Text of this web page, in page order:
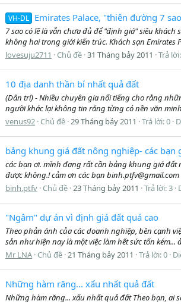
VH-DL Emirates Palace, "thiên đường 7
7 sao có lẽ là vẫn chưa đủ để "định giá" siêu
không hai trong giới kiến trúc. Khách sạn Emirates
lovesuju2711
Chủ đề 31 Tháng bảy 2011 Trả
10 địa danh thần bí nhất quả đất
(Dân trí) - Nhiều chuyên gia nổi tiếng cho rằng
người khác lại không tin rằng từng có nền văn
venus92 Chủ đề 29 Tháng bảy 2011 Trả lời: 0
bảng khung giá đất nông nghiệp- các bạn
các bạn ơi. mình đang rất cần bảng khung giá
được không.! cảm ơn các bạn binh.ptfv@gmail.com
binh.ptfv Chủ đề 23 Tháng bảy 2011 Trả lời: 3
"Ngâm" dự án vì định giá đất quá cao
Theo phản ánh của các doanh nghiệp, bên cạnh
sản như hiện nay là một việc làm hết sức tốn
Mr LNA Chủ đề 21 Tháng bảy 2011 Trả lời: 0
Những hàm răng... xấu nhất quả đất
Những hàm răng... xấu nhất quả đất Theo bạn, ai